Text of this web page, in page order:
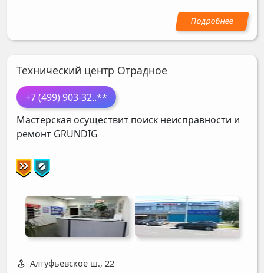
Технический центр Отрадное
+7 (499) 903-32..**
Мастерская осуществит поиск неисправности и
ремонт GRUNDIG
Алтуфьевское ш., 22